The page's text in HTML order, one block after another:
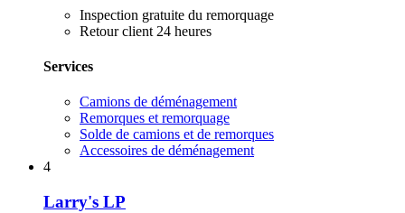
Inspection gratuite du remorquage
Retour client 24 heures
Services
Camions de déménagement
Remorques et remorquage
Solde de camions et de remorques
Accessoires de déménagement
4
Larry's LP